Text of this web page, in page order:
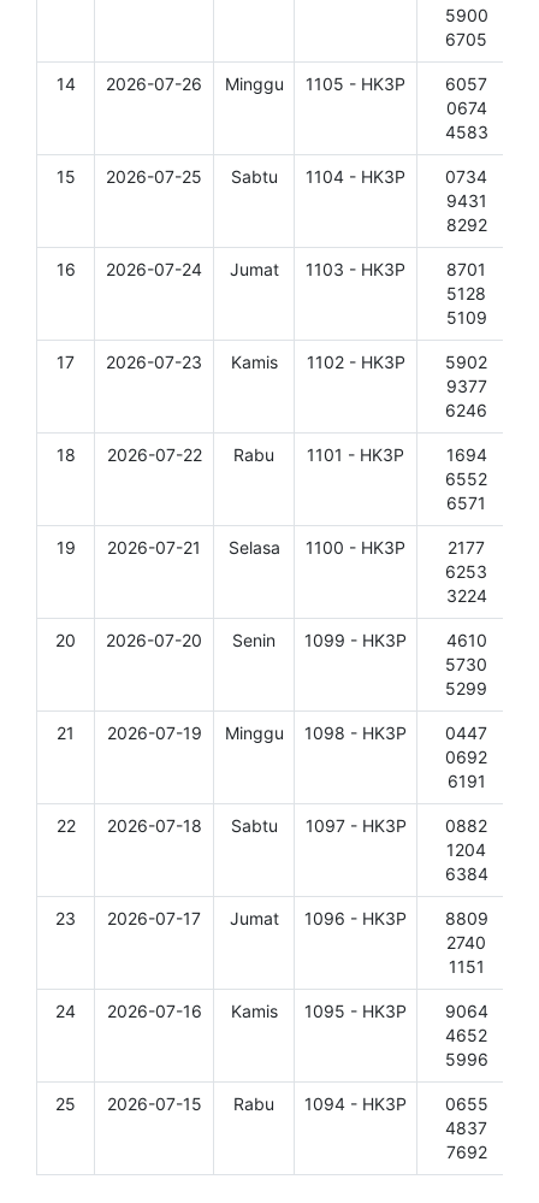
5900
6705
14 2026-07-26 Minggu 1105 - HK3P
6057
0674
4583
15 2026-07-25 Sabtu 1104 - HK3P
0734
9431
8292
16 2026-07-24 Jumat 1103 - HK3P
8701
5128
5109
17 2026-07-23 Kamis 1102 - HK3P
5902
9377
6246
18 2026-07-22 Rabu 1101 - HK3P
1694
6552
6571
19 2026-07-21 Selasa 1100 - HK3P
2177
6253
3224
20 2026-07-20 Senin 1099 - HK3P
4610
5730
5299
21 2026-07-19 Minggu 1098 - HK3P
0447
0692
6191
22 2026-07-18 Sabtu 1097 - HK3P
0882
1204
6384
23 2026-07-17 Jumat 1096 - HK3P
8809
2740
1151
24 2026-07-16 Kamis 1095 - HK3P
9064
4652
5996
25 2026-07-15 Rabu 1094 - HK3P
0655
4837
7692